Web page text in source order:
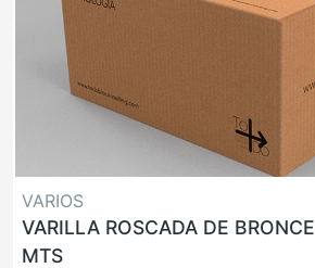
VARIOS
VARILLA ROSCADA DE
MTS